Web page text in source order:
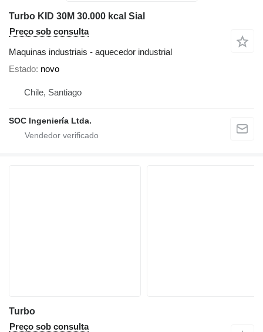
Turbo KID 30M 30.000 kcal Sial
Preço sob consulta
Maquinas industriais - aquecedor industrial
Estado novo
Chile, Santiago
SOC Ingeniería Ltda.
Turbo
Preço sob consulta